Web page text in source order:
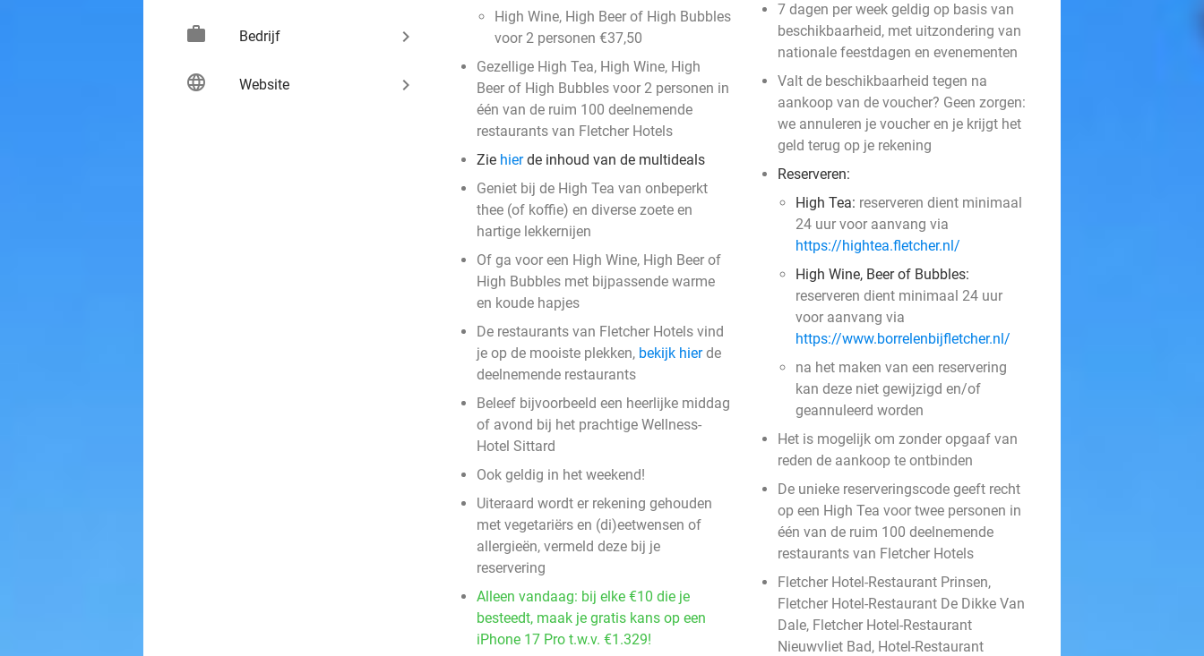
work Bedrijf keyboard_arrow_right
language Website keyboard_arrow_right
High Wine, High Beer of High Bubbles
voor 2 personen €37,50
Gezellige High Tea, High Wine, High
Beer of High Bubbles voor 2 personen in
één van de ruim 100 deelnemende
restaurants van Fletcher Hotels
Zie hierde inhoud van de multideals
Geniet bij de High Tea van onbeperkt
thee (of koffie) en diverse zoete en
hartige lekkernijen
Of ga voor een High Wine, High Beer of
High Bubbles met bijpassende warme
en koude hapjes
De restaurants van Fletcher Hotels vind
je op de mooiste plekken, bekijk hierde
deelnemende restaurants
Beleef bijvoorbeeld een heerlijke middag
of avond bij het prachtige Wellness-
Hotel Sittard
Ook geldig in het weekend!
Uiteraard wordt er rekening gehouden
met vegetariërs en (di)eetwensen of
allergieën, vermeld deze bij je
reservering
Alleen vandaag: bij elke €10 die je
besteedt, maak je gratis kans op een
iPhone 17 Pro t.w.v. €1.329!
7 dagen per week geldig op basis van
beschikbaarheid, met uitzondering van
nationale feestdagen en evenementen
Valt de beschikbaarheid tegen na
aankoop van de voucher? Geen zorgen:
we annuleren je voucher en je krijgt het
geld terug op je rekening
Reserveren:
High Tea: ​ reserveren dient minimaal
24 uur voor aanvang via
https://hightea.fletcher.nl/
High Wine, Beer of Bubbles:
reserveren dient minimaal 24 uur
voor aanvang via
https://www.borrelenbijfletcher.nl/
na het maken van een reservering
kan deze niet gewijzigd en/of
geannuleerd worden
Het is mogelijk om zonder opgaaf van
reden de aankoop te ontbinden
De unieke reserveringscode geeft recht
op een High Tea voor twee personen in
één van de ruim 100 deelnemende
restaurants van Fletcher Hotels
Fletcher Hotel-Restaurant Prinsen,
Fletcher Hotel-Restaurant De Dikke Van
Dale, Fletcher Hotel-Restaurant
Nieuwvliet Bad, Hotel-Restaurant